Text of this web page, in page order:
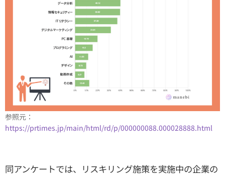
参照元：
https://prtimes.jp/main/html/rd/p/000000088.000028888.html
同アンケートでは、リスキリング施策を実施中の企業の